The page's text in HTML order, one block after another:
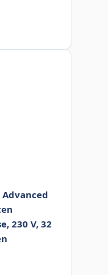
Advanced
230 V, 32